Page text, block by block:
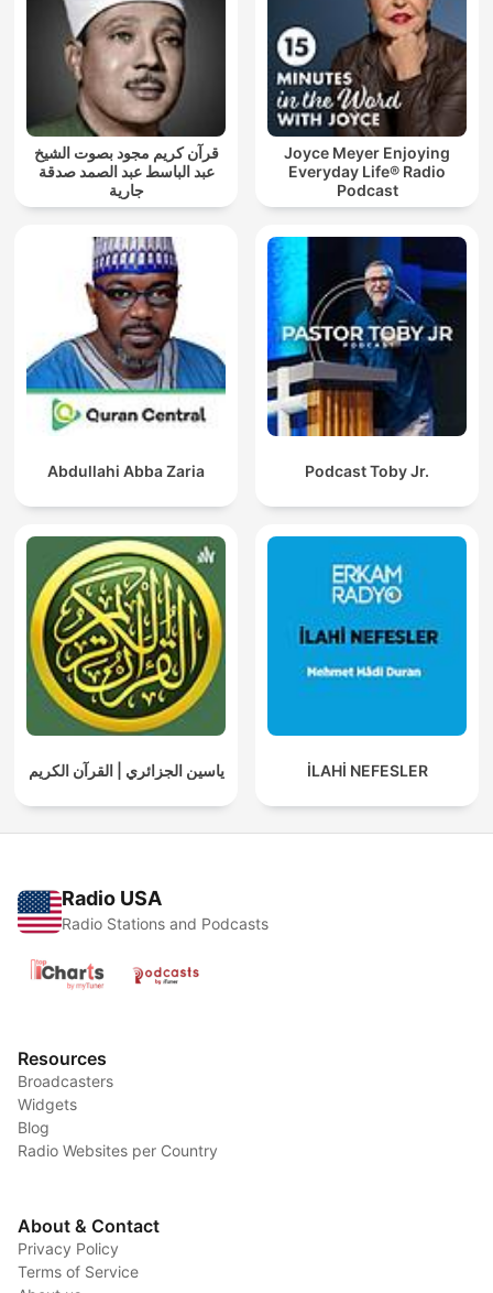
قرآن كريم مجود بصوت الشيخ
عبد الباسط عبد الصمد صدقة
جارية
Joyce Meyer Enjoying
Everyday Life® Radio
Podcast
Abdullahi Abba Zaria Podcast Toby Jr.
ياسين الجزائري | القرآن الكريم İLAHİ NEFESLER
Radio USA
Radio Stations and Podcasts
Resources
Broadcasters
Widgets
Blog
Radio Websites per Country
About & Contact
Privacy Policy
Terms of Service